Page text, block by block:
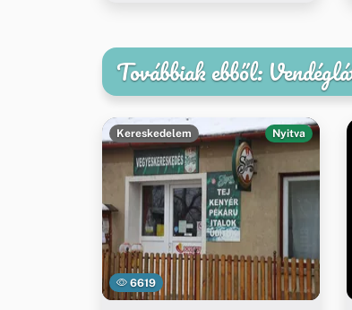
Továbbiak ebből:
6619
Kereskedelem Nyitva